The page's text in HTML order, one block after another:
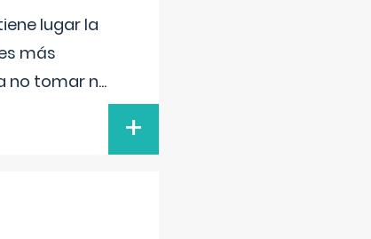
lugar la
más
no tomar n...
+